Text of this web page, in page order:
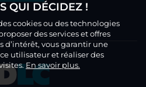
QUI DÉCIDEZ !
cookies ou des technologies
des services et offres
d’intérêt, vous garantir une
utilisateur et réaliser des
En savoir plus.